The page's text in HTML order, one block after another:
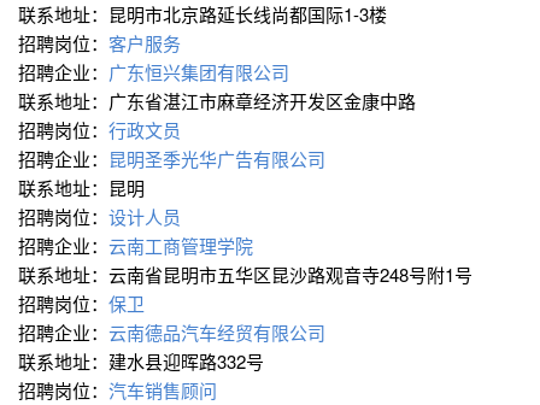
联系地址：昆明市北京路延长线尚都国际1-3楼
招聘岗位： 客户服务
招聘企业： 广东恒兴集团有限公司
联系地址：广东省湛江市麻章经济开发区金康中路
招聘岗位： 行政文员
招聘企业： 昆明圣季光华广告有限公司
联系地址：昆明
招聘岗位： 设计人员
招聘企业： 云南工商管理学院
联系地址：云南省昆明市五华区昆沙路观音寺248号附1号
招聘岗位： 保卫
招聘企业： 云南德品汽车经贸有限公司
联系地址：建水县迎晖路332号
招聘岗位： 汽车销售顾问